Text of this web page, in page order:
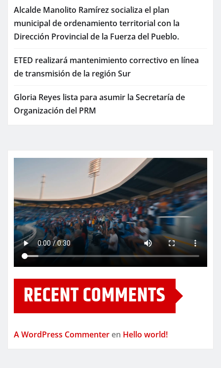
Alcalde Manolito Ramírez socializa el plan
municipal de ordenamiento territorial con la
Dirección Provincial de la Fuerza del Pueblo.
ETED realizará mantenimiento correctivo en línea
de transmisión de la región Sur
Gloria Reyes lista para asumir la Secretaría de
Organización del PRM
RECENT COMMENTS
A WordPress Commenter en Hello world!